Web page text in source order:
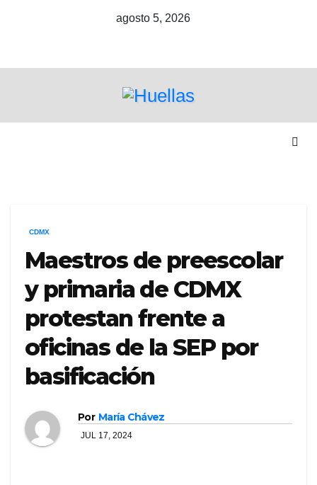
agosto 5, 2026
CDMX
Maestros de preescolar
y primaria de CDMX
protestan frente a
oficinas de la SEP por
basificación
Por María Chávez
JUL 17, 2024